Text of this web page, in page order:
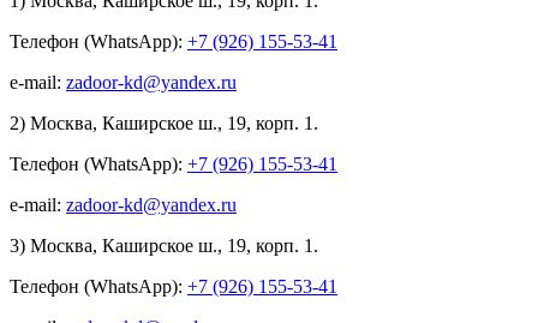
Телефон (WhatsApp): +7 (926) 155-53-41
e-mail: zadoor-kd@yandex.ru
2) Москва, Каширское ш., 19, корп. 1.
Телефон (WhatsApp): +7 (926) 155-53-41
e-mail: zadoor-kd@yandex.ru
3) Москва, Каширское ш., 19, корп. 1.
Телефон (WhatsApp): +7 (926) 155-53-41